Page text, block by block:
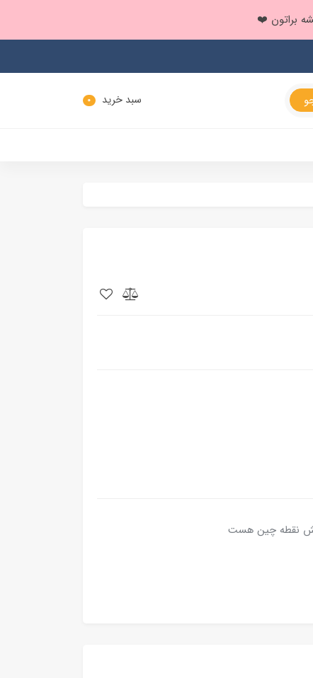
سبد خرید 0